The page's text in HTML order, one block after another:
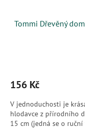
Tommi Dřevěný
156 Kč
V jednoduchosti je
hlodavce z přírodního
15 cm (jedná se o